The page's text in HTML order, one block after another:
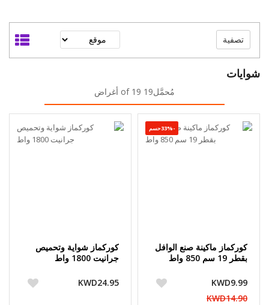
شوايات
مُحمَّل19 of 19 أغراض
-33%حسم
كوركماز ماكينة صنع الوافل
بقطر 19 سم 850 واط
KWD9.99
KWD14.90
كوركماز شواية وتحميص
جرانيت 1800 واط
KWD24.95
تصفية